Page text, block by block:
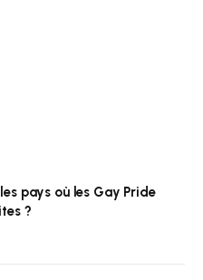
pays où les Gay Pride
?